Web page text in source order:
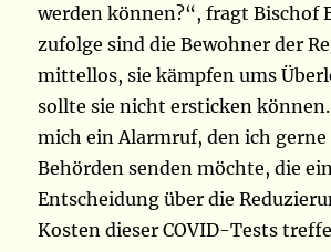
werden können?“, fragt Bischof
zufolge sind die Bewohner der
mittellos, sie kämpfen ums
sollte sie nicht ersticken
mich ein Alarmruf, den ich gerne
Behörden senden möchte, die
Entscheidung über die
Kosten dieser COVID-Tests